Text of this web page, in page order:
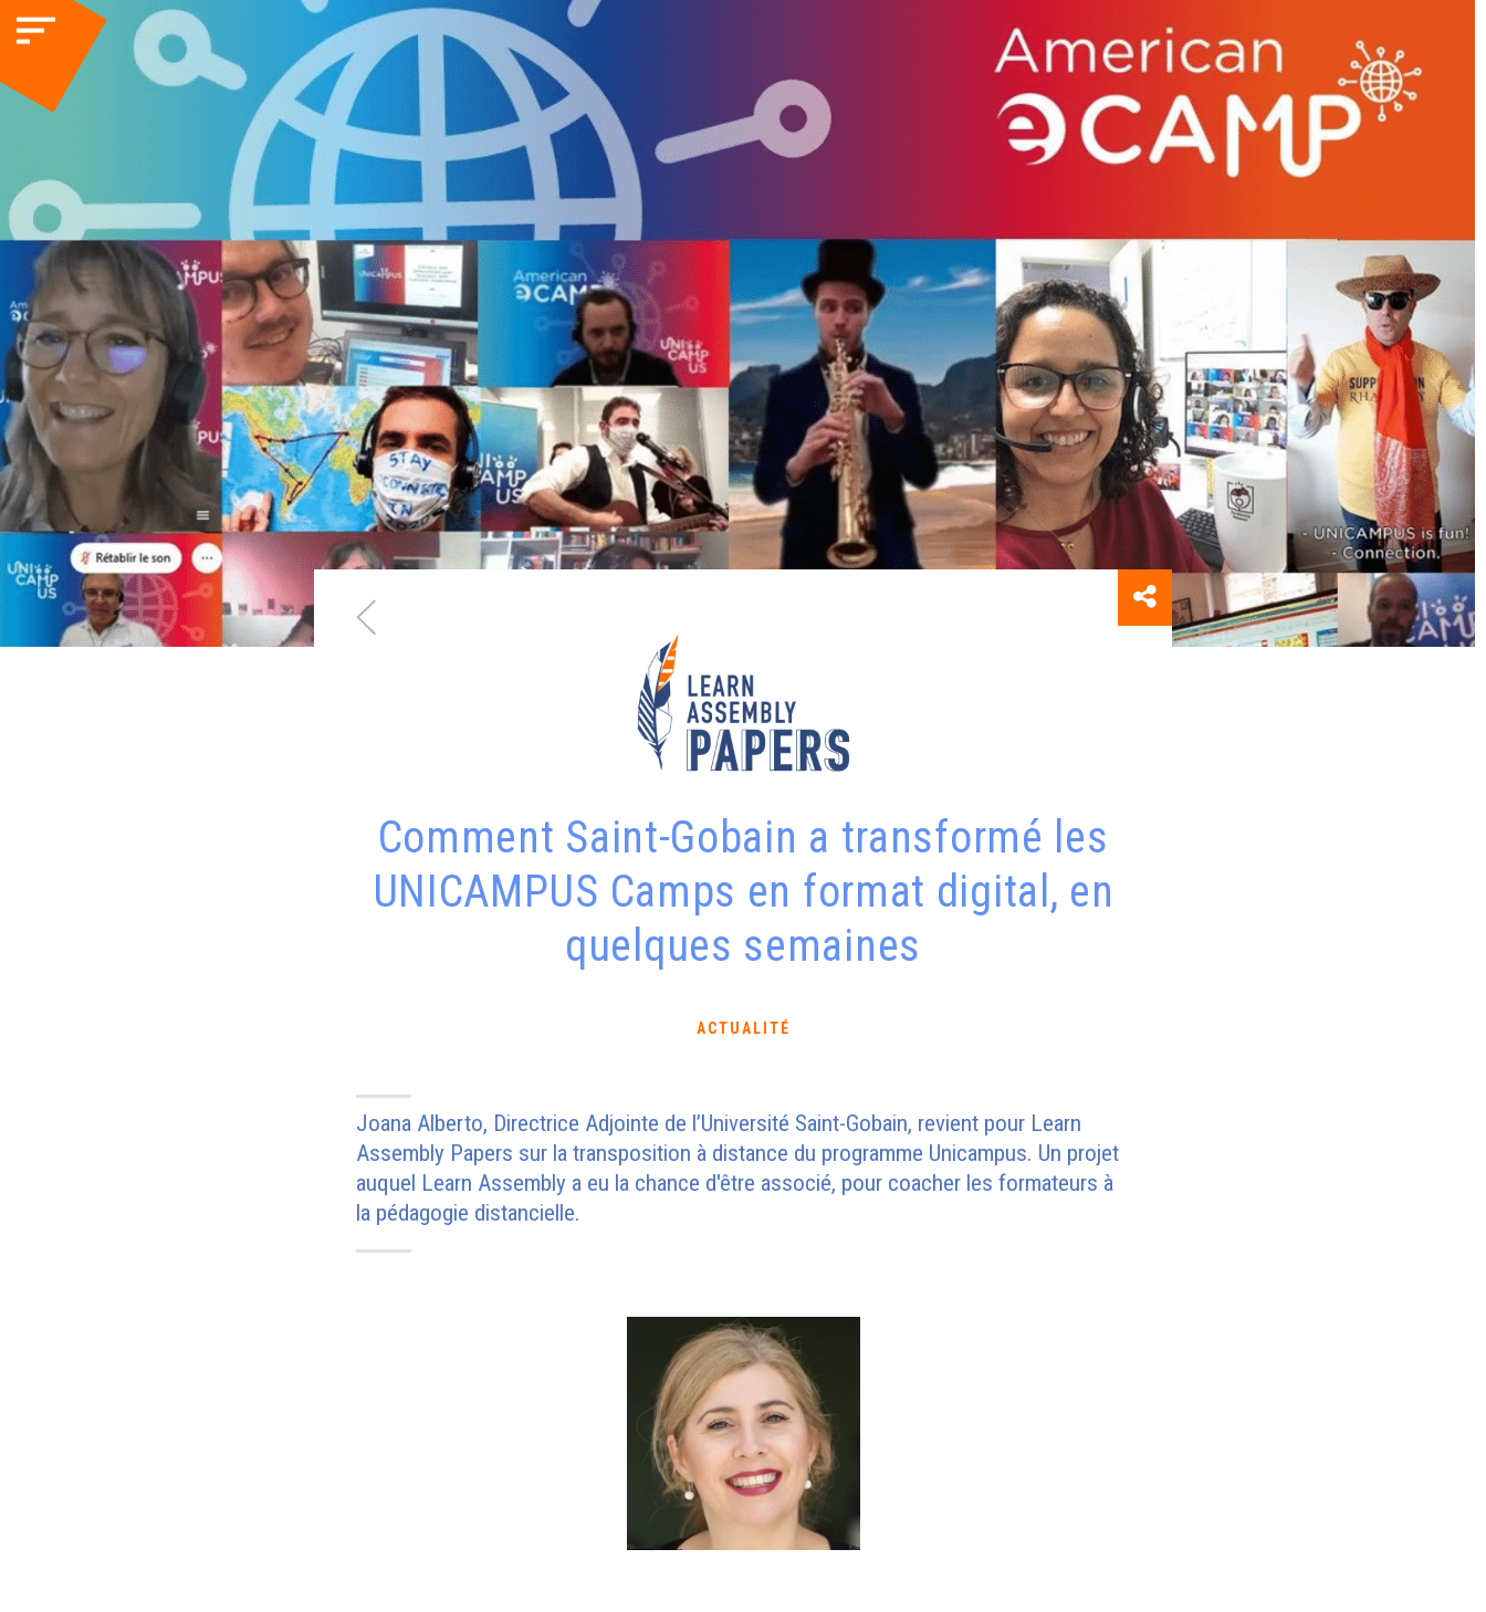
Comment Saint-Gobain a transformé les
UNICAMPUS Camps en format digital, en
quelques semaines
ACTUALITÉ
Joana Alberto, Directrice Adjointe de l’Université Saint-Gobain, revient pour Learn
Assembly Papers sur la transposition à distance du programme Unicampus. Un projet
auquel Learn Assembly a eu la chance d'être associé, pour coacher les formateurs à
la pédagogie distancielle.